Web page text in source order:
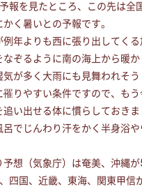
報を見たところ、この先は全
く暑いとの予報です。
例年よりも西に張り出してく
なぞるように南の海上から暖
が多く大雨にも見舞われそう
罹りやすい条件ですので、も
追い出せる体に慣らしておき
呂でじんわり汗をかく半身浴
予想（気象庁）は奄美、沖縄
四国、近畿、東海、関東甲信